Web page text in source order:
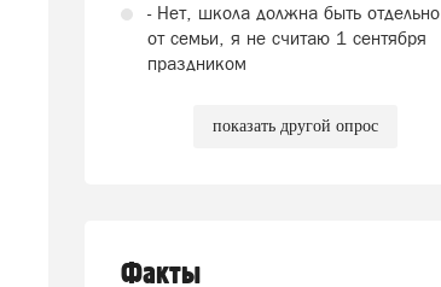
- Нет, школа должна быть отдельно
от семьи, я не считаю 1 сентября
праздником
показать другой опрос
Факты